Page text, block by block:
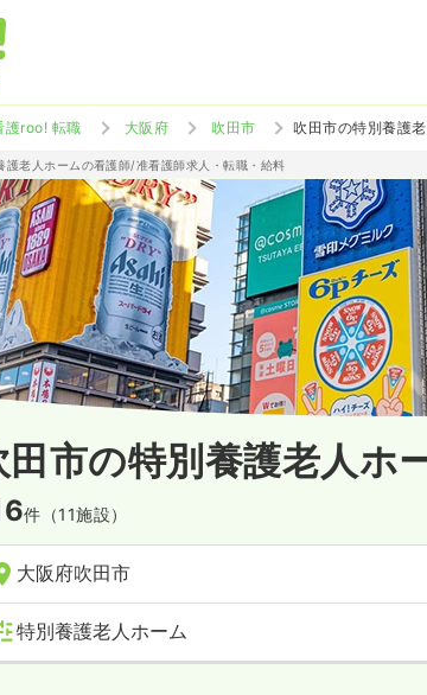
護roo! 転職 大阪府 吹田市 吹田市の特別養護
護老人ホームの看護師/准看護師求人・転職・給料
田市の特別養護老人ホ
件（11施設）
大阪府吹田市
特別養護老人ホーム